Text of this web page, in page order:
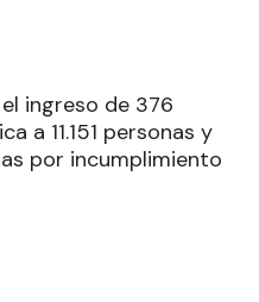
ingreso de 376
a 11.151 personas y
por incumplimiento